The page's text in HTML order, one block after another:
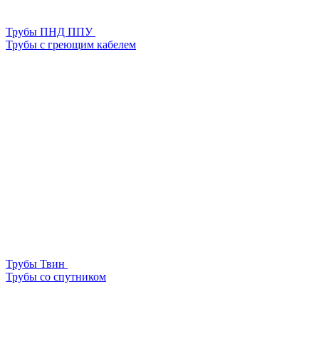
Трубы ПНД ППУ
Трубы с греющим кабелем
Трубы Твин
Трубы со спутником